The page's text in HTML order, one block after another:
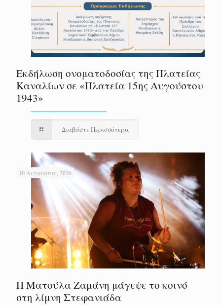
Εκδήλωση ονοματοδοσίας της Πλατείας
Καναλίων σε «Πλατεία 15ης Αυγούστου
1943»
Διαβάστε Περισσότερα
10 Αυγούστου, 2026
Η Ματούλα Ζαμάνη μάγεψε το κοινό
στη λίμνη Στεφανιάδα